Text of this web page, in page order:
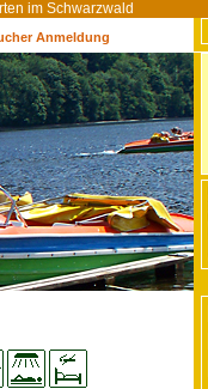
im Schwarzwald
Anmeldung